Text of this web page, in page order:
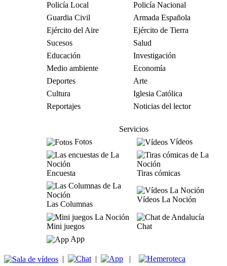
Policía Local
Policía Nacional
Guardia Civil
Armada Española
Ejército del Aire
Ejército de Tierra
Sucesos
Salud
Educación
Investigación
Medio ambiente
Economía
Deportes
Arte
Cultura
Iglesia Católica
Reportajes
Noticias del lector
Servicios
Fotos
Vídeos
Encuesta Tiras cómicas
Las Columnas
Vídeos La Noción
Mini juegos
Chat
App
| | |